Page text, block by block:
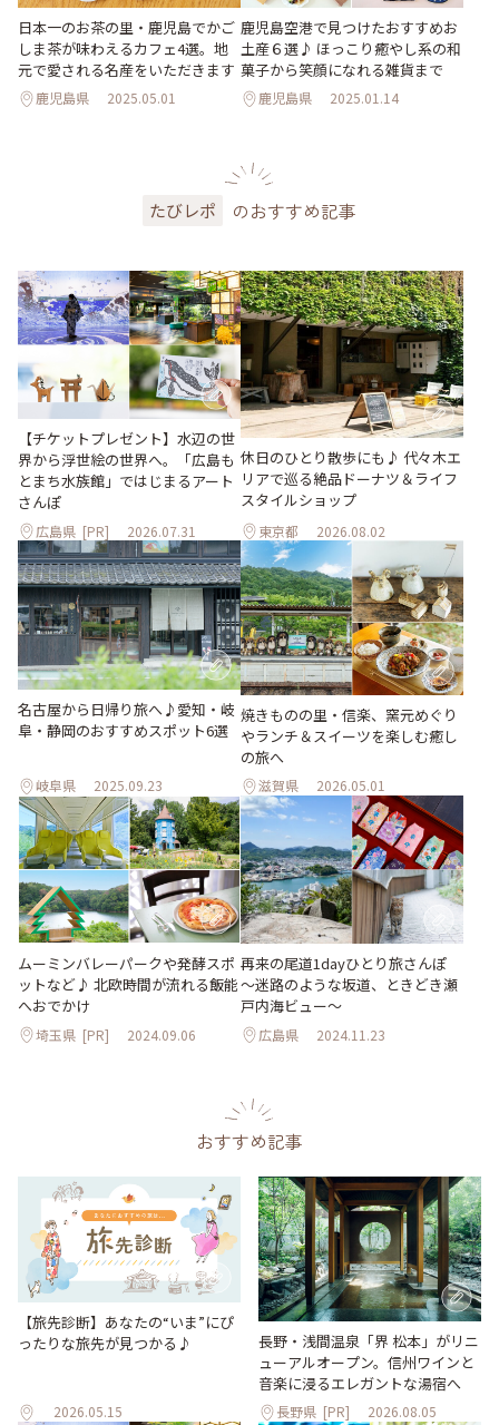
日本一のお茶の里・鹿児島でかご
しま茶が味わえるカフェ4選。地
元で愛される名産をいただきます
鹿児島県 2025.05.01
鹿児島空港で見つけたおすすめお
土産６選♪ ほっこり癒やし系の和
菓子から笑顔になれる雑貨まで
鹿児島県 2025.01.14
たびレポ のおすすめ記事
【チケットプレゼント】水辺の世
界から浮世絵の世界へ。「広島も
とまち水族館」ではじまるアート
さんぽ
広島県 [PR] 2026.07.31
休日のひとり散歩にも♪ 代々木エ
リアで巡る絶品ドーナツ＆ライフ
スタイルショップ
東京都 2026.08.02
名古屋から日帰り旅へ♪愛知・岐
阜・静岡のおすすめスポット6選
岐阜県 2025.09.23
焼きものの里・信楽、窯元めぐり
やランチ＆スイーツを楽しむ癒し
の旅へ
滋賀県 2026.05.01
ムーミンバレーパークや発酵スポ
ットなど♪ 北欧時間が流れる飯能
へおでかけ
埼玉県 [PR] 2024.09.06
再来の尾道1dayひとり旅さんぽ
～迷路のような坂道、ときどき瀬
戸内海ビュー～
広島県 2024.11.23
おすすめ記事
【旅先診断】あなたの“いま”にぴ
ったりな旅先が見つかる♪
2026.05.15
長野・浅間温泉「界 松本」がリニ
ューアルオープン。信州ワインと
音楽に浸るエレガントな湯宿へ
長野県 [PR] 2026.08.05